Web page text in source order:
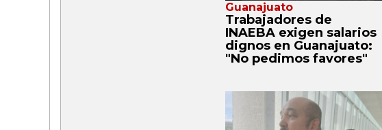
Guanajuato
Trabajadores de
INAEBA exigen salarios
dignos en Guanajuato:
"No pedimos favores"